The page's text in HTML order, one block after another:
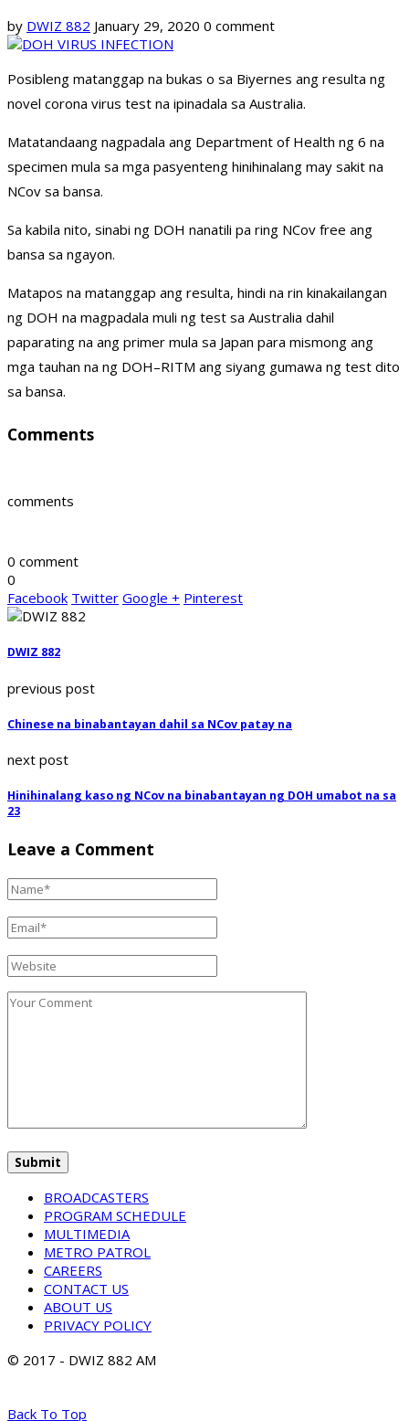
by DWIZ 882 January 29, 2020 0 comment
Posibleng matanggap na bukas o sa Biyernes ang resulta ng
novel corona virus test na ipinadala sa Australia.
Matatandaang nagpadala ang Department of Health ng 6 na
specimen mula sa mga pasyenteng hinihinalang may sakit na
NCov sa bansa.
Sa kabila nito, sinabi ng DOH nanatili pa ring NCov free ang
bansa sa ngayon.
Matapos na matanggap ang resulta, hindi na rin kinakailangan
ng DOH na magpadala muli ng test sa Australia dahil
paparating na ang primer mula sa Japan para mismong ang
mga tauhan na ng DOH–RITM ang siyang gumawa ng test dito
sa bansa.
Comments
comments
0 comment
0
Facebook Twitter Google + Pinterest
DWIZ 882
previous post
Chinese na binabantayan dahil sa NCov patay na
next post
Hinihinalang kaso ng NCov na binabantayan ng DOH umabot na sa
23
Leave a Comment
BROADCASTERS
PROGRAM SCHEDULE
MULTIMEDIA
METRO PATROL
CAREERS
CONTACT US
ABOUT US
PRIVACY POLICY
© 2017 - DWIZ 882 AM
Back To Top